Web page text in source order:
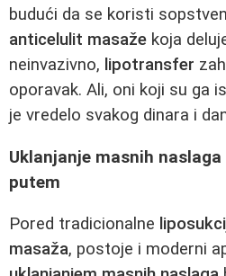
budući da se koristi
anticelulit masaže koja
neinvazivno, lipotransfer
oporavak. Ali, oni koji su ga
je vredelo svakog dinara i
Uklanjanje masnih
putem
Pored tradicionalne
masaža, postoje i moderni